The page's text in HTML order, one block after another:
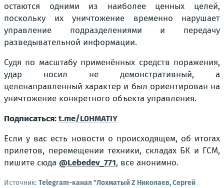
остаются одними из наиболее ценных целей,
поскольку их уничтожение временно нарушает
управление подразделениями и передачу
разведывательной информации.
Судя по масштабу применённых средств поражения,
удар носил не демонстративный, а
целенаправленный характер и был ориентирован на
уничтожение конкретного объекта управления.
Подписаться:t.me/L0HMATIY
Если у вас есть новости о происходящем, об итогах
прилетов, перемещении техники, складах БК и ГСМ,
пишите сюда @Lebedev_771, все анонимно.
Источник: Telegram-канал "Лохматый Z Николаев, Сергей